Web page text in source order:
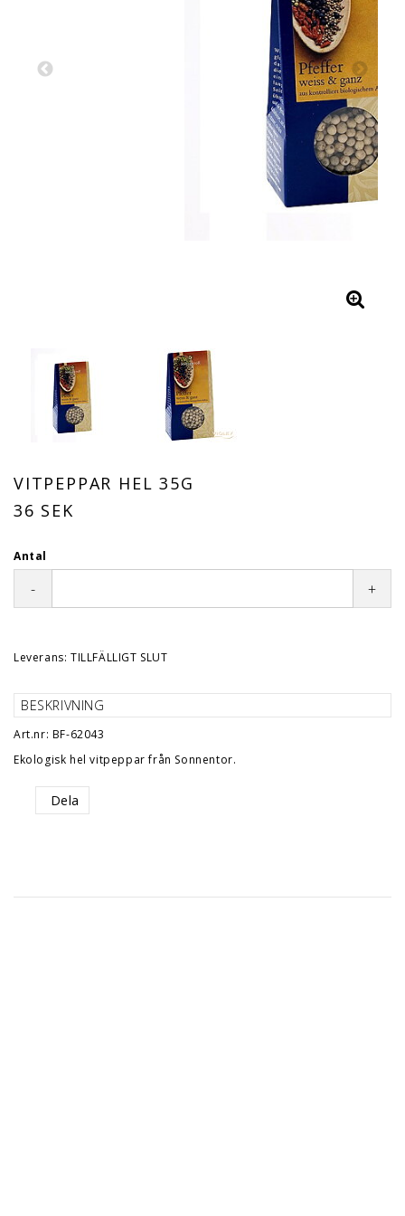
VITPEPPAR HEL 35G
36 SEK
Antal
- +
Leverans: TILLFÄLLIGT SLUT
BESKRIVNING
Art.nr: BF-62043
Ekologisk hel vitpeppar från Sonnentor.
Dela